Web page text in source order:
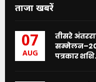
ताजा खबरें
07
AUG
तीसरे
पत्रकार